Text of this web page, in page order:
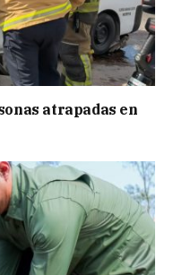
atrapadas en